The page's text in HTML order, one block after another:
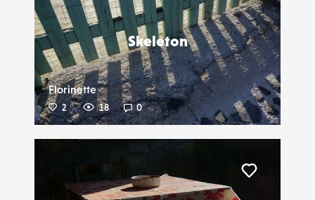
Skeleton
Florinette
2 18 0